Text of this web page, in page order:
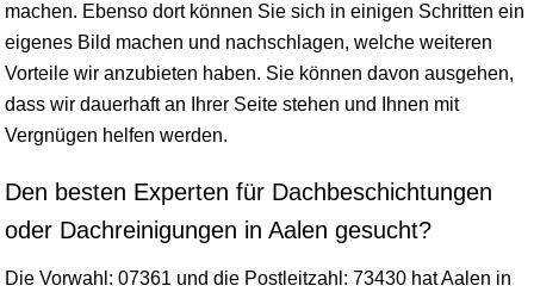
machen. Ebenso dort können Sie sich in einigen Schritten ein
eigenes Bild machen und nachschlagen, welche weiteren
Vorteile wir anzubieten haben. Sie können davon ausgehen,
dass wir dauerhaft an Ihrer Seite stehen und Ihnen mit
Vergnügen helfen werden.
Den besten Experten für Dachbeschichtungen
oder Dachreinigungen in Aalen gesucht?
Die Vorwahl: 07361 und die Postleitzahl: 73430 hat Aalen in